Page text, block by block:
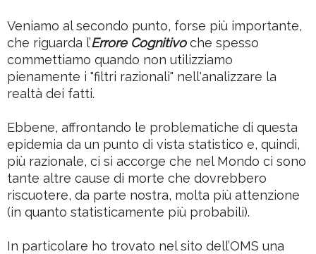
Veniamo al secondo punto, forse più importante,
che riguarda l’Errore Cognitivoche spesso
commettiamo quando non utilizziamo
pienamente i "filtri razionali" nell'analizzare la
realtà dei fatti.
Ebbene, affrontando le problematiche di questa
epidemia da un punto di vista statistico e, quindi,
più razionale, ci si accorge che nel Mondo ci sono
tante altre cause di morte che dovrebbero
riscuotere, da parte nostra, molta più attenzione
(in quanto statisticamente più probabili).
In particolare ho trovato nel sito dell’OMS una